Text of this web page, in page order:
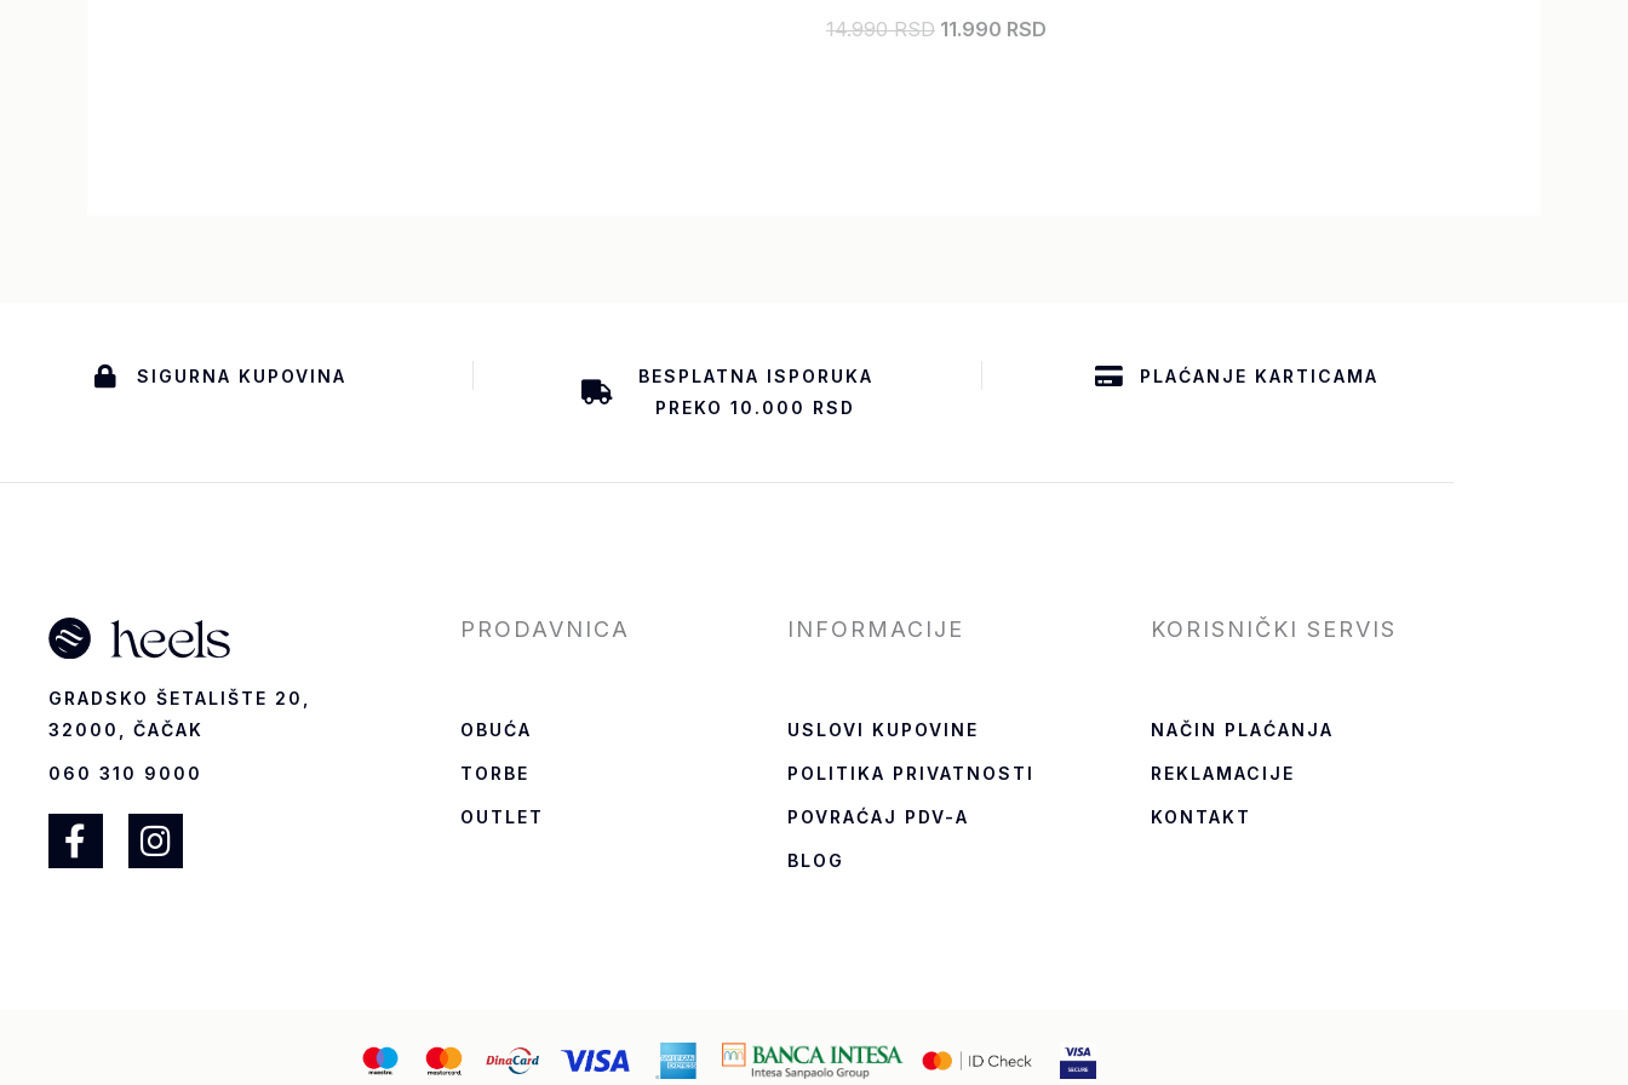
14.990 RSD 11.990 RSD
SIGURNA KUPOVINA
BESPLATNA ISPORUKA
PREKO 10.000 RSD
PLAĆANJE KARTICAMA
GRADSKO ŠETALIŠTE 20,
32000, ČAČAK
060 310 9000
F
a
I
n
PRODAVNICA
OBUĆA
TORBE
OUTLET
INFORMACIJE
USLOVI KUPOVINE
POLITIKA PRIVATNOSTI
POVRAĆAJ PDV-A
BLOG
KORISNIČKI SERVIS
NAČIN PLAĆANJA
REKLAMACIJE
KONTAKT